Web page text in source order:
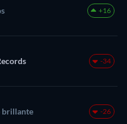
+16
-34
brillante -26